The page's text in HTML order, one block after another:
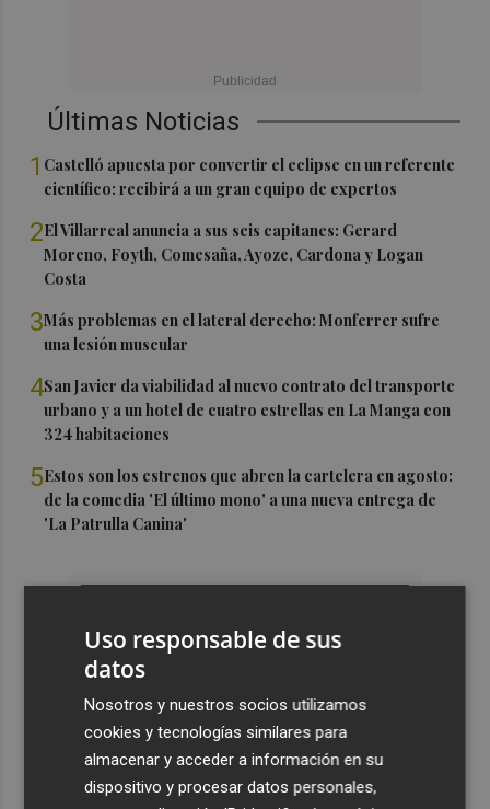
Últimas Noticias
1 Castelló apuesta por convertir el eclipse en un referente
científico: recibirá a un gran equipo de expertos
2El Villarreal anuncia a sus seis capitanes: Gerard
Moreno, Foyth, Comesaña, Ayoze, Cardona y Logan
Costa
3Más problemas en el lateral derecho: Monferrer sufre
una lesión muscular
4San Javier da viabilidad al nuevo contrato del transporte
urbano y a un hotel de cuatro estrellas en La Manga con
324 habitaciones
5Estos son los estrenos que abren la cartelera en agosto:
de la comedia 'El último mono' a una nueva entrega de
'La Patrulla Canina'
Uso responsable de sus
datos
Nosotros y nuestros socios utilizamos
cookies y tecnologías similares para
almacenar y acceder a información en su
dispositivo y procesar datos personales,